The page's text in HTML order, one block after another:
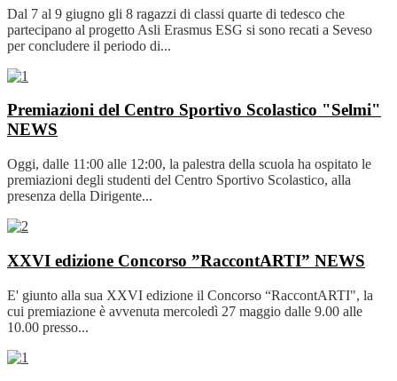
Dal 7 al 9 giugno gli 8 ragazzi di classi quarte di tedesco che
partecipano al progetto Asli Erasmus ESG si sono recati a Seveso
per concludere il periodo di...
Premiazioni del Centro Sportivo Scolastico "Selmi"
NEWS
Oggi, dalle 11:00 alle 12:00, la palestra della scuola ha ospitato le
premiazioni degli studenti del Centro Sportivo Scolastico, alla
presenza della Dirigente...
XXVI edizione Concorso ”RaccontARTI” NEWS
E' giunto alla sua XXVI edizione il Concorso “RaccontARTI", la
cui premiazione è avvenuta mercoledì 27 maggio dalle 9.00 alle
10.00 presso...